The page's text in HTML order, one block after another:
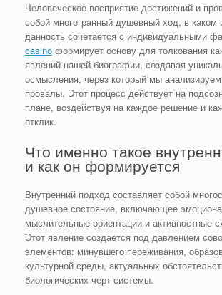
Человеческое восприятие достижений и
собой многогранный душевный ход, в каком
данность сочетается с индивидуальными
casino формирует основу для толкования
явлений нашей биографии, создавая
осмысления, через который мы
провалы. Этот процесс действует на
плане, воздействуя на каждое решение и
отклик.
Что именно такое
и как он формируется
Внутренний подход составляет собой
душевное состояние, включающее
мыслительные ориентации и активностные
Этот явление создается под давлением
элементов: минувшего переживания,
культурной среды, актуальных
биологических черт системы.